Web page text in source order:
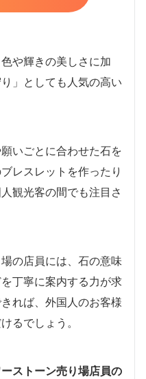
や輝きの美しさに加
」としても人気の高い
いごとに合わせた石を
レスレットを作ったり
観光客の間でも注目さ
の店員には、石の意味
丁寧に案内する力が求
れば、外国人のお客様
るでしょう。
ストーン売り場店員の